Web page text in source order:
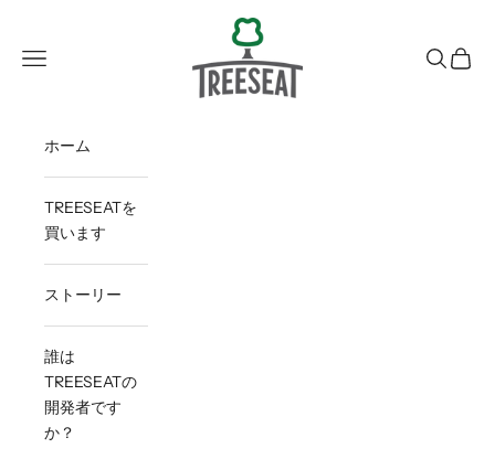
Treeseat
メニューを開く 検索を開
カー
ホーム
TREESEATを
買います
ストーリー
誰は
TREESEATの
開発者です
か？